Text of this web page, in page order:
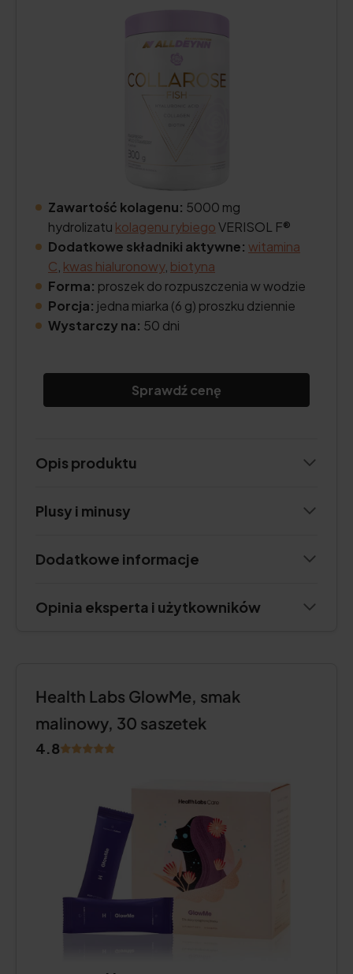
Zawartość kolagenu: 5000 mg
hydrolizatu kolagenu rybiegoVERISOL F®
Dodatkowe składniki aktywne: witamina
C, kwas hialuronowy, biotyna
Forma: proszek do rozpuszczenia w wodzie
Porcja: jedna miarka (6 g) proszku dziennie
Wystarczy na: 50 dni
Sprawdź cenę
Opis produktu
Plusy i minusy
Dodatkowe informacje
Opinia eksperta i użytkowników
Health Labs GlowMe, smak
malinowy, 30 saszetek
4.8